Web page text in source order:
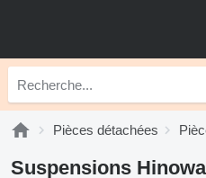
Pièces détachées
Suspensions